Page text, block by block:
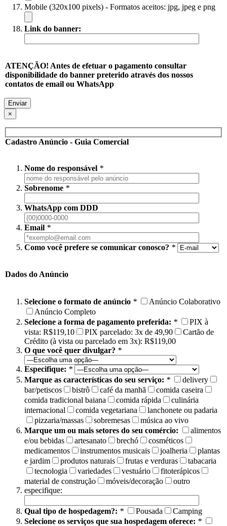
Mobile (320x100 pixels) - Formatos aceitos: jpg, jpeg e png
Link do banner:
ATENÇÃO! Antes de efetuar o pagamento consultar
disponibilidade do banner preterido através dos nossos
contatos de email ou WhatsApp
×
Cadastro Anúncio - Guia Comercial
Nome do responsável *
Sobrenome *
WhatsApp com DDD
Email *
Como você prefere se comunicar conosco? *
Dados do Anúncio
Selecione o formato de anúncio *
Anúncio Colaborativo
Anúncio Completo
Selecione a forma de pagamento preferida: *
PIX à
vista: R$119,10
PIX parcelado: 3x de 49,90
Cartão de
Crédito (à vista ou parcelado em 3x): R$119,00
O que você quer divulgar? *
Especifique: *
Marque as características do seu serviço: *
delivery
bar/petiscos
bistrô café da manhã
comida caseira
comida tradicional baiana
comida rápida
culinária
internacional
comida vegetariana
lanchonete ou padaria
pizzaria/massas
sobremesas
música ao vivo
Marque um ou mais setores do seu comércio:
alimentos
e/ou bebidas
artesanato brechó
cosméticos
medicamentos
instrumentos musicais joalheria
plantas
e jardim
produtos naturais frutas e verduras
tabacaria
tecnologia
variedades vestuário
fitoterápicos
material de construção
móveis/decoração
outro
especifique:
Qual tipo de hospedagem?: * Pousada
Camping
Selecione os serviços que sua hospedagem oferece: *